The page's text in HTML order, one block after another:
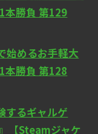
本勝負 第129
始めるお手軽大
本勝負 第128
するギャルゲ
【Steamジャケ